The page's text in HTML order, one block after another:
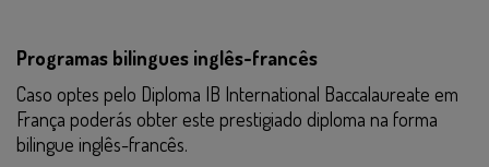
Programas bilingues inglês-francês
Caso optes pelo Diploma IB International Baccalaureate em
França poderás obter este prestigiado diploma na forma
bilingue inglês-francês.